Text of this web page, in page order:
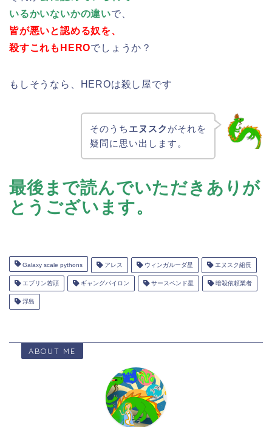
いるかいないかの違いで、
皆が悪いと認める奴を、
殺すこれもHEROでしょうか？
もしそうなら、HEROは殺し屋です
そのうち エヌスク がそれを
疑問に思い出します。
最後まで読んでいただきありが
とうございます。
Galaxy scale pythons アレス ウィンガルーダ星 エヌスク組長
エブリン若頭 ギャングパイロン サースペンド星 暗殺依頼業者
浮島
ABOUT ME